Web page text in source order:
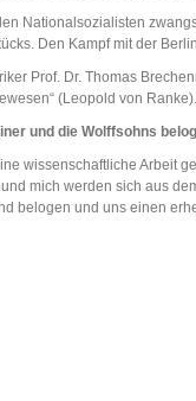
Nationalsozialisten
Den Kampf mit der
Prof. Dr. Thomas
(Leopold von
und die Wolffsohns
wissenschaftliche Arbeit
mich werden sich aus
belogen und uns einen